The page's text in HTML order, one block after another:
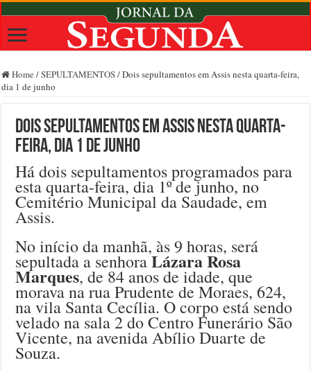
Home /SEPULTAMENTOS/Dois sepultamentos em Assis nesta quarta-feira,
dia 1 de junho
Dois sepultamentos em Assis nesta quarta-
feira, dia 1 de junho
Há dois sepultamentos programados para
esta quarta-feira, dia 1º de junho, no
Cemitério Municipal da Saudade, em
Assis.
No início da manhã, às 9 horas, será
sepultada a senhoraLázara Rosa
Marques, de 84 anos de idade, que
morava na rua Prudente de Moraes, 624,
na vila Santa Cecília. O corpo está sendo
velado na sala 2 do Centro Funerário São
Vicente, na avenida Abílio Duarte de
Souza.